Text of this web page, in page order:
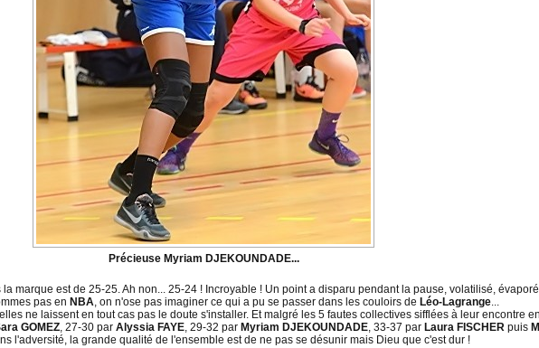
Précieuse Myriam DJEKOUNDADE...
marque est de 25-25. Ah non... 25-24 ! Incroyable ! Un point a disparu pendant la pause, volatilisé,
pas en NBA, on n'ose pas imaginer ce qui a pu se passer dans les couloirs de Léo-Lagrange...
ne laissent en tout cas pas le doute s'installer. Et malgré les 5 fautes collectives sifflées à leur encontre
GOMEZ, 27-30 par Alyssia FAYE, 29-32 par Myriam DJEKOUNDADE, 33-37 par Laura FISCHER puis
l'adversité, la grande qualité de l'ensemble est de ne pas se désunir mais Dieu que c'est dur !